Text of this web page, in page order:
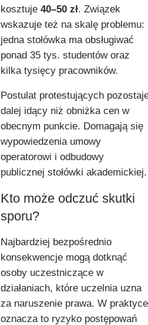
kosztuje 40–50 zł. Związek
wskazuje też na skalę problemu:
jedna stołówka ma obsługiwać
ponad 35 tys. studentów oraz
kilka tysięcy pracowników.
Postulat protestujących
dalej idący niż obniżka cen w
obecnym punkcie. Domagają się
wypowiedzenia umowy
operatorowi i odbudowy
publicznej stołówki akademickiej.
Kto może odczuć skutki
sporu?
Najbardziej bezpośrednio
konsekwencje mogą dotknąć
osoby uczestniczące w
działaniach, które uczelnia uzna
za naruszenie prawa. W praktyce
oznacza to ryzyko postępowań